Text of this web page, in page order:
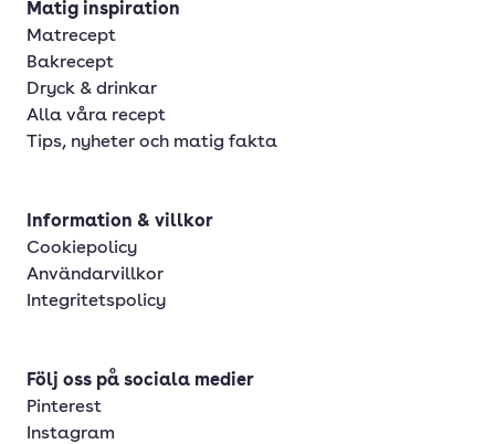
Matig inspiration
Matrecept
Bakrecept
Dryck & drinkar
Alla våra recept
Tips, nyheter och matig fakta
Information & villkor
Cookiepolicy
Användarvillkor
Integritetspolicy
Följ oss på sociala medier
Pinterest
Instagram